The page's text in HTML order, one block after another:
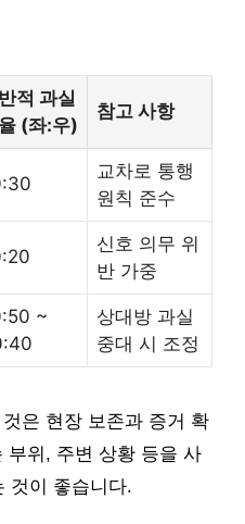
적 과실
(좌:우)
참고 사항
교차로 통행
원칙 준수
신호 의무 위
반 가중
~
상대방 과실
중대 시 조정
은 현장 보존과 증거 확
부위, 주변 상황 등을 사
것이 좋습니다.